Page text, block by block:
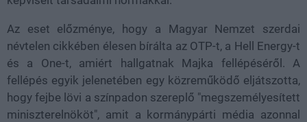
Az eset előzménye, hogy a Magyar Nemzet szerdai
névtelen cikkében élesen bírálta az OTP-t, a Hell Energy-t
és a One-t, amiért hallgatnak Majka fellépéséről. A
fellépés egyik jelenetében egy közreműködő eljátszotta,
hogy fejbe lövi a színpadon szereplő "megszemélyesített
miniszterelnököt", amit a kormánypárti média azonnal